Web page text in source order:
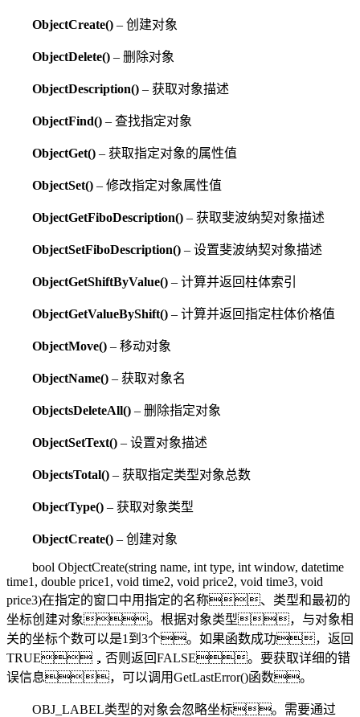
ObjectCreate() – 创建对象
ObjectDelete() – 删除对象
ObjectDescription() – 获取对象描述
ObjectFind() – 查找指定对象
ObjectGet() – 获取指定对象的属性值
ObjectSet() – 修改指定对象属性值
ObjectGetFiboDescription() – 获取斐波纳契对象描述
ObjectSetFiboDescription() – 设置斐波纳契对象描述
ObjectGetShiftByValue() – 计算并返回柱体索引
ObjectGetValueByShift() – 计算并返回指定柱体价格值
ObjectMove() – 移动对象
ObjectName() – 获取对象名
ObjectsDeleteAll() – 删除指定对象
ObjectSetText() – 设置对象描述
ObjectsTotal() – 获取指定类型对象总数
ObjectType() – 获取对象类型
ObjectCreate() – 创建对象
bool ObjectCreate(string name, int type, int window, datetime
time1, double price1, void time2, void price2, void time3, void
price3)在指定的窗口中用指定的名称、类型和最初的
坐标创建对象。根据对象类型，与对象相
关的坐标个数可以是1到3个。如果函数成功，返回
TRUE，否则返回FALSE。要获取详细的错
误信息，可以调用GetLastError()函数。
OBJ_LABEL类型的对象会忽略坐标。需要通过